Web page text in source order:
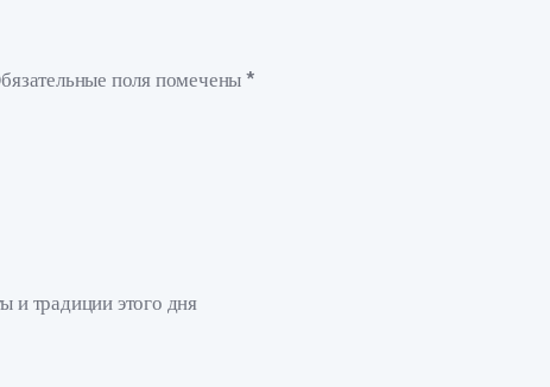
поля помечены *
и традиции этого дня